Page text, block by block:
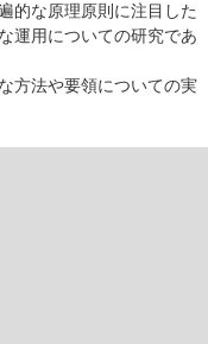
的な原理原則に注目した
運用についての研究であ
方法や要領についての実